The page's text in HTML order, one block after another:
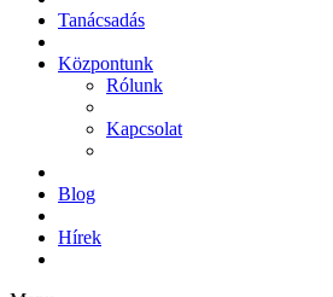
Tanácsadás
Központunk
Rólunk
Kapcsolat
Blog
Hírek